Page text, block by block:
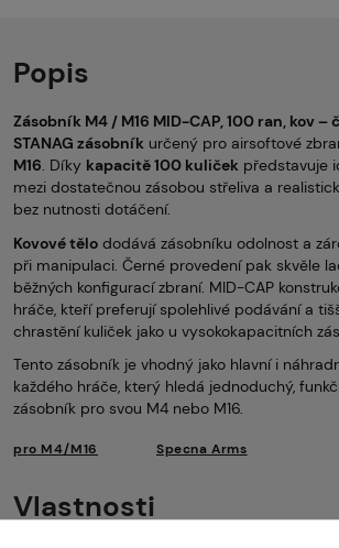
Popis
Zásobník M4 / M16 MID-CAP, 100 ran, kov –
STANAG zásobník určený pro airsoftové
M16. Díky kapacitě 100 kuliček představuje
mezi dostatečnou zásobou střeliva a
bez nutnosti dotáčení.
Kovové tělo dodává zásobníku odolnost a
při manipulaci. Černé provedení pak skvěle
běžných konfigurací zbraní. MID-CAP
hráče, kteří preferují spolehlivé podávání a
chrastění kuliček jako u vysokokapacitních
Tento zásobník je vhodný jako hlavní i
každého hráče, který hledá jednoduchý,
zásobník pro svou M4 nebo M16.
pro M4/M16 Specna Arms
Vlastnosti